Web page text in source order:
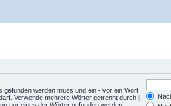
gefunden werden muss und ein - vor ein Wort,
Verwende mehrere Wörter getrennt durch |